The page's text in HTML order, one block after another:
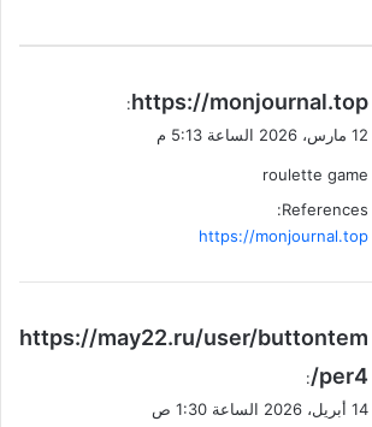
ي
ق
ل
https://monjournal.top
:
12 مارس، 2026 الساعة 5:13 م
roulette game
References:
https://monjournal.top
ي
و
ل
https://may22.ru/user/buttontem
per4/
:
14 أبريل، 2026 الساعة 1:30 ص